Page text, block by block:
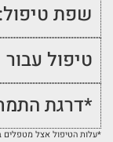
שפת טיפול:
טיפול עבור
*דרגת
*עלות הטיפול אצל מטפלים